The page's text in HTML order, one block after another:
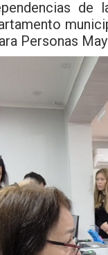
Personas